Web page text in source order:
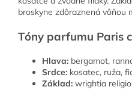
broskyne zdôraznená vôňou
Tóny parfumu Paris
Hlava: bergamot,
Srdce: kosatec, ruža,
Základ: wrightia